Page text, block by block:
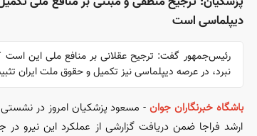
دیپلماسی است
رئیس‌جمهور گفت: ترجیح عقلانی بر منافع ملی این است
نبرد، در عرصه دیپلماسی نیز تکمیل و حقوق ملت ایران
باشگاه خبرنگاران جوان - مسعود پزشکیان امروز در
ارشد فراجا ضمن دریافت گزارشی از عملکرد این نیرو